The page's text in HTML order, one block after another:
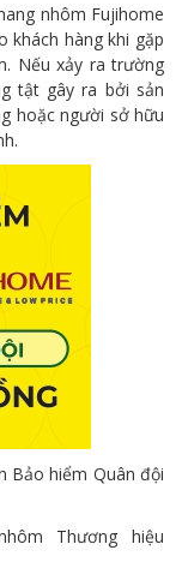
nhôm Fujihome
khách hàng khi gặp
Nếu xảy ra trường
tật gây ra bởi sản
hoặc người sở hữu
Bảo hiểm Quân đội
Thương hiệu